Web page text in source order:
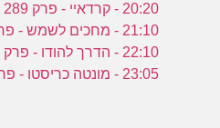
20:20 - קרדאיי - פרק 289
21:10 - מחכים לשמש - פרק 45
22:10 - הדרך להודו - פרק 34
23:05 - מונטה כריסטו - פרק 46